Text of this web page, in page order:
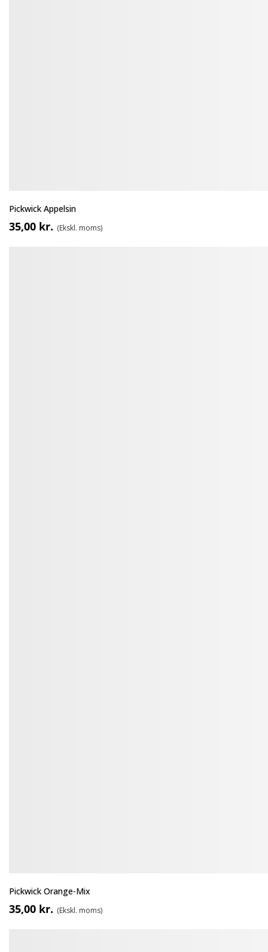
Pickwick Appelsin
35,00 kr.
Pickwick Orange-Mix
35,00 kr.